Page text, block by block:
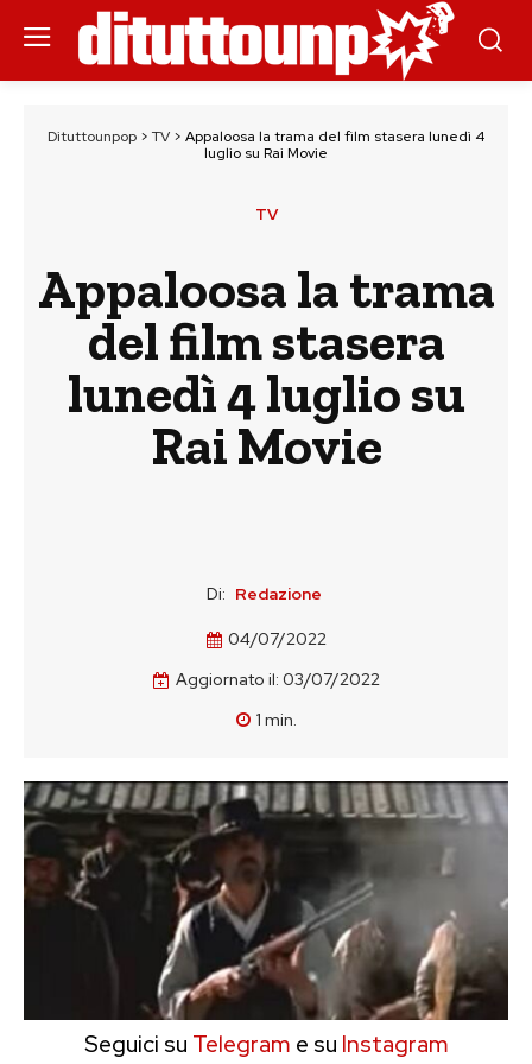
Dituttounpop > TV > Appaloosa la trama del film stasera lunedì 4
luglio su Rai Movie
TV
Appaloosa la trama
del film stasera
lunedì 4 luglio su
Rai Movie
Di: Redazione
04/07/2022
Aggiornato il: 03/07/2022
1 min.
Seguici su Telegram e su Instagram